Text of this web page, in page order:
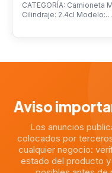
CATEGORÍA: Camioneta
Cilindraje: 2.4cl Modelo:…
Aviso
Los anuncios
colocados por
cualquier negocio:
estado del producto